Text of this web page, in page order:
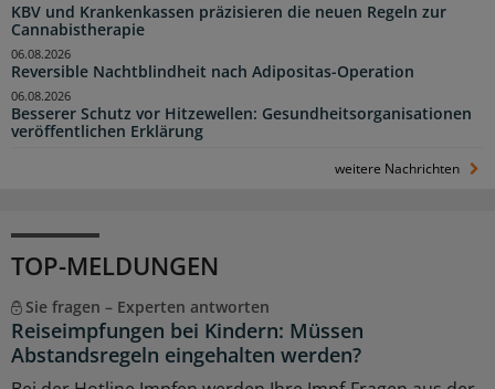
KBV und Krankenkassen präzisieren die neuen Regeln zur
Cannabistherapie
Reversible Nachtblindheit nach Adipositas-Operation
06.08.2026
Besserer Schutz vor Hitzewellen: Gesundheitsorganisationen
veröffentlichen Erklärung
06.08.2026
weitere Nachrichten
TOP-MELDUNGEN
Sie fragen – Experten antworten
Reiseimpfungen bei Kindern: Müssen
Abstandsregeln eingehalten werden?